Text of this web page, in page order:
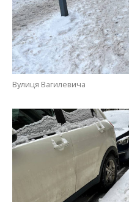
Вулиця Вагилевича